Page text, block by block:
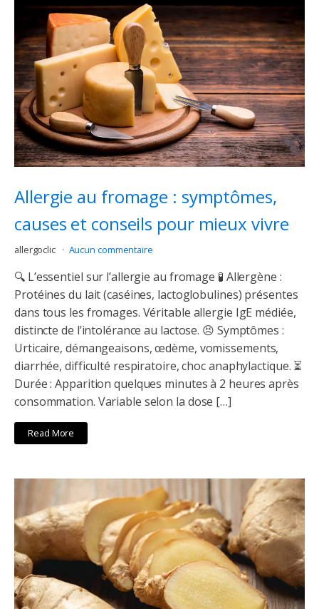
Allergie au fromage : symptômes,
causes et conseils pour mieux vivre
allergoclic Aucun commentaire
🔍 L’essentiel sur l’allergie au fromage 🧪 Allergène :
Protéines du lait (caséines, lactoglobulines) présentes
dans tous les fromages. Véritable allergie IgE médiée,
distincte de l’intolérance au lactose. 😣 Symptômes :
Urticaire, démangeaisons, œdème, vomissements,
diarrhée, difficulté respiratoire, choc anaphylactique. ⏳
Durée : Apparition quelques minutes à 2 heures après
consommation. Variable selon la dose […]
Read More